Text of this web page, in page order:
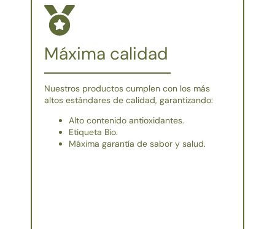
Máxima calidad
Nuestros productos cumplen con los más
altos estándares de calidad, garantizando:
Alto contenido antioxidantes.
Etiqueta Bio.
Máxima garantía de sabor y salud.